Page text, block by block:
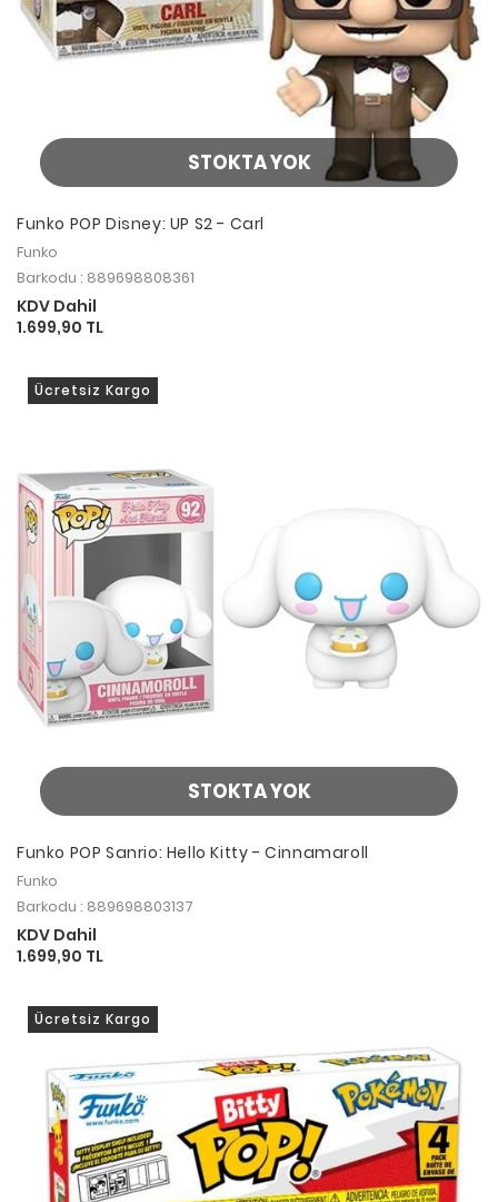
STOKTA YOK
Funko POP Disney: UP S2 - Carl
Funko
Barkodu : 889698808361
KDV Dahil
1.699,90 TL
STOKTA YOK
Ücretsiz Kargo
Funko POP Sanrio: Hello Kitty - Cinnamaroll
Funko
Barkodu : 889698803137
KDV Dahil
1.699,90 TL
Ücretsiz Kargo